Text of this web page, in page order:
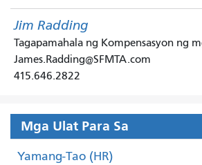
Jim Radding
Tagapamahala ng Kompensasyon ng
James.Radding@SFMTA.com
415.646.2822
Mga Ulat Para Sa
Yamang-Tao (HR)